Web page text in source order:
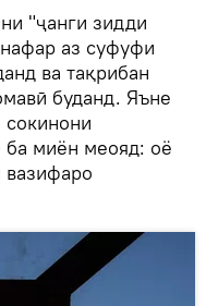
"ҷанги зидди
аз суфуфи
ва тақрибан
буданд. Яъне
сокинони
миён меояд: оё